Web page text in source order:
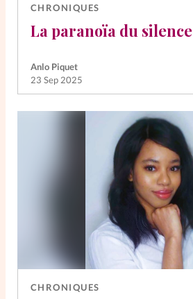
CHRONIQUES
La paranoïa du silence
Anlo Piquet
23 Sep 2025
CHRONIQUES